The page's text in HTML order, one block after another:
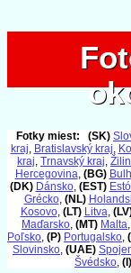
Fotky miest: (SK)
kraj, Bratislavský kraj,
kraj, Trnavský kraj,
Hercegovina, (BG)
(DK) Dánsko, (EST)
Grécko, (NL)
Kosovo, (LT) Litva,
Maďarsko, (MT) Malta,
Poľsko, (P) Portugalsko,
Slovinsko, (UAE)
Švédsko, (I)